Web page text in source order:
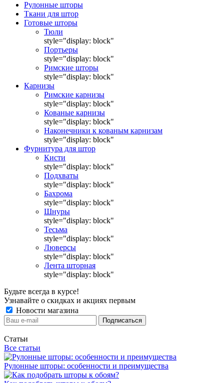
Рулонные шторы
Ткани для штор
Готовые шторы
Тюли
style="display: block"
Портьеры
style="display: block"
Римские шторы
style="display: block"
Карнизы
Римские карнизы
style="display: block"
Кованые карнизы
style="display: block"
Наконечники к кованым карнизам
style="display: block"
Фурнитура для штор
Кисти
style="display: block"
Подхваты
style="display: block"
Бахрома
style="display: block"
Шнуры
style="display: block"
Тесьма
style="display: block"
Люверсы
style="display: block"
Лента шторная
style="display: block"
Будьте всегда в курсе!
Узнавайте о скидках и акциях первым
Новости магазина
Статьи
Все статьи
Рулонные шторы: особенности и преимущества